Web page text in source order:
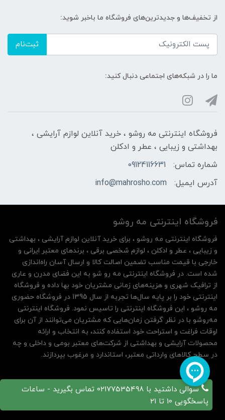
از تخفیف‌ها و جدیدترین‌های فروشگاه ما باخبر شوید:
ثبت‌نام
ما را در شبکه‌های اجتماعی دنبال کنید:
فروشگاه اینترنتی مه‌ رو‌شو ، خرید آنلاین لوازم آرایشی ،
بهداشتی و زیبایی ، عطر و ادکلن
شماره تماس:
09124116631
آدرس ایمیل:
info@mahrosho.com
سوالی داشتید با 02177535498 تماس بگیرید - ساعات
پاسخگویی 10 تا 21
فروشگاه اینترنتی مه‌ رو‌شو
فروشگاه اینترنتی مه‌ رو‌شو ، برای خرید آنلاین لوازم آرایشی ، بهداشتی
و زیبایی ، عطر و ادکلن ، لوازم شخصی برقی ، برندهای معتبر ایرانی و
خارجی با قیمت مناسب تضمین اصالت کالا و ارسال آسان راه‌اندازی
شده است. در فروشگاه اینترنتی مه رو شو به این فضای مدرن و عاری
از ترافیک شهری و هزینه‌های زمانی مشتریان خود بها داده و فروشگاه
اینترنتی خود را بر پایه سال‌ها تجربه از سال 1395 در فروشگاه حضوری
مه روشو ، این فروشگاه اینترنتی را تاسیس نمود. فروشگاه اینترنتی
مه‌رو‌شو با در نظر گرفتن زمان‌هایی که مشتریان می‌توانند از آن‌ برای
اوقات فراغت و استراحت خود استفاده کنند، به انتخاب و ارائه
محصولات آرایشی و بهداشتی از شرکت‌های معتبر بومی و داخلی و چه
در سطح کالاهای وارداتی معتبر، استاندارد و مرغوب بپردازند.